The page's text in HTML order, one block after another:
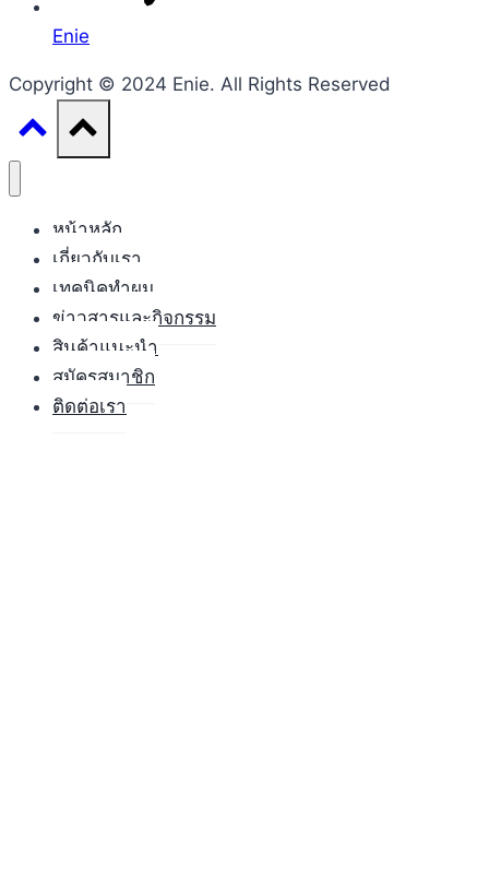
Enie
Copyright © 2024 Enie. All Rights Reserved
หน้าหลัก
เกี่ยวกับเรา
เทคนิคทำผม
ข่าวสารและกิจกรรม
สินค้าแนะนำ
สมัครสมาชิก
ติดต่อเรา